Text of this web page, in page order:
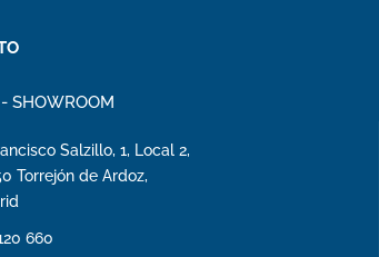
SHOWROOM
Salzillo, 1, Local 2,
Torrejón de Ardoz,
660